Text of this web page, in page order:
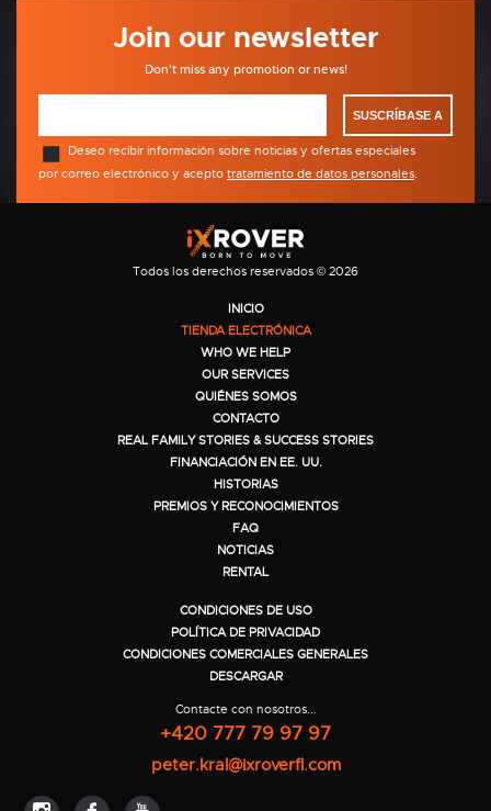
Join our newsletter
Don't miss any promotion or news!
SUSCRÍBASE A
Deseo recibir información sobre noticias y ofertas especiales
por correo electrónico y acepto tratamiento de datos personales.
Todos los derechos reservados © 2026
INICIO
TIENDA ELECTRÓNICA
WHO WE HELP
OUR SERVICES
QUIÉNES SOMOS
CONTACTO
REAL FAMILY STORIES & SUCCESS STORIES
FINANCIACIÓN EN EE. UU.
HISTORIAS
PREMIOS Y RECONOCIMIENTOS
FAQ
NOTICIAS
RENTAL
CONDICIONES DE USO
POLÍTICA DE PRIVACIDAD
CONDICIONES COMERCIALES GENERALES
DESCARGAR
Contacte con nosotros...
+420 777 79 97 97
peter.kral@ixroverfl.com